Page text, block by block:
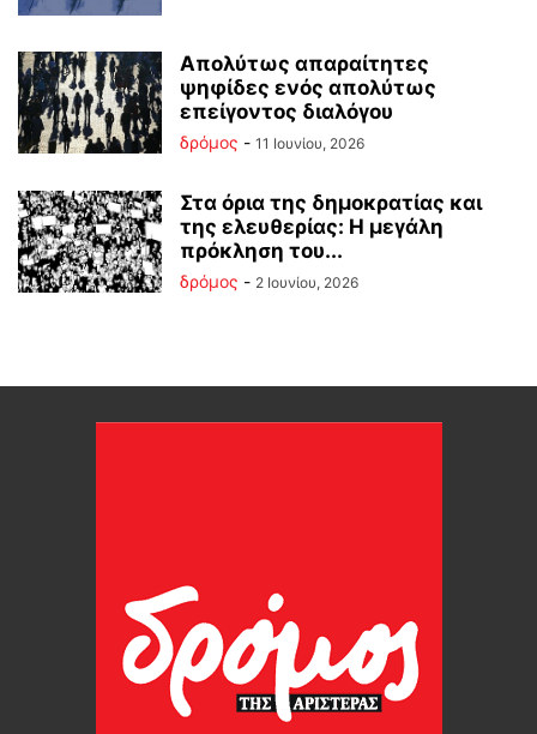
Απολύτως απαραίτητες
ψηφίδες ενός απολύτως
επείγοντος διαλόγου
δρόμος - 11 Ιουνίου, 2026
Στα όρια της δημοκρατίας και
της ελευθερίας: Η μεγάλη
πρόκληση του...
δρόμος - 2 Ιουνίου, 2026